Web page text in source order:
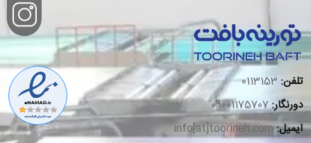
تلفن: 0113153
دورنگار:09001175707
ایمیل:info[at]toorineh.com